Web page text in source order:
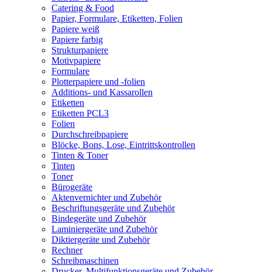
Catering & Food
Papier, Formulare, Etiketten, Folien
Papiere weiß
Papiere farbig
Strukturpapiere
Motivpapiere
Formulare
Plotterpapiere und -folien
Additions- und Kassarollen
Etiketten
Etiketten PCL3
Folien
Durchschreibpapiere
Blöcke, Bons, Lose, Eintrittskontrollen
Tinten & Toner
Tinten
Toner
Bürogeräte
Aktenvernichter und Zubehör
Beschriftungsgeräte und Zubehör
Bindegeräte und Zubehör
Laminiergeräte und Zubehör
Diktiergeräte und Zubehör
Rechner
Schreibmaschinen